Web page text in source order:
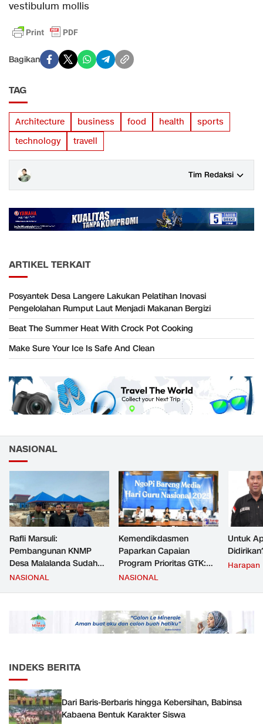
vestibulum mollis
Bagikan
TAG
Architecture business food health
sports
technology
travell
Tim Redaksi
ARTIKEL TERKAIT
Posyantek Desa Langere Lakukan Pelatihan Inovasi
Pengelolahan Rumput Laut Menjadi Makanan Bergizi
Beat The Summer Heat With Crock Pot Cooking
Make Sure Your Ice Is Safe And Clean
NASIONAL
Rafli Marsuli:
Pembangunan KNMP
Desa Malalanda Sudah
Mencapai 69 Persen dan
JMD dan JMF
NASIONAL
Kemendikdasmen
Paparkan Capaian
Program Prioritas GTK:
Kompetensi Meningkat,
NASIONAL
Untuk
Harapan
INDEKS BERITA
Dari Baris-Berbaris hingga Kebersihan, Babinsa
Kabaena Bentuk Karakter Siswa